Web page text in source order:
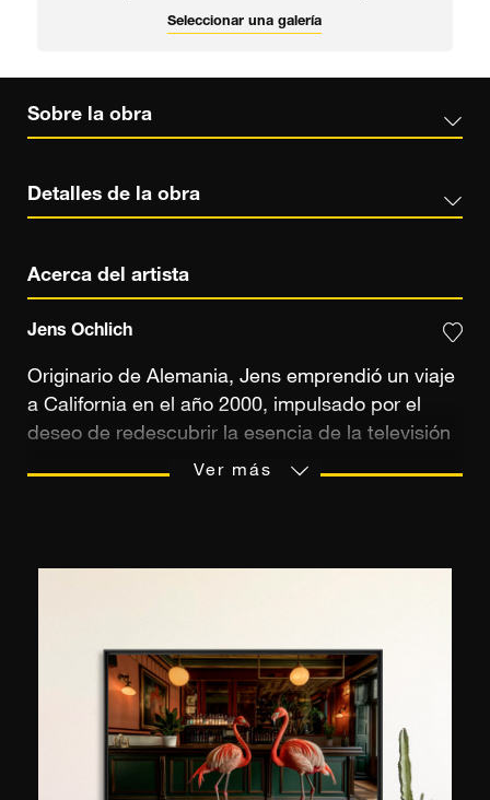
Seleccionar una galería
Sobre la obra
Detalles de la obra
Acerca del artista
Jens Ochlich
Originario de Alemania, Jens emprendió un viaje
a California en el año 2000, impulsado por el
deseo de redescubrir la esencia de la televisión
estadounidense, tal como se mostraba en las
cultura estadounidense, en particular a los
coches clásicos americanos, reflejando su
nostalgia por la época pasada de su juventud.
Ver más